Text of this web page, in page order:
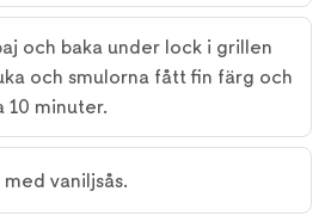
och baka under lock i grillen
och smulorna fått fin färg och
10 minuter.
vaniljsås.